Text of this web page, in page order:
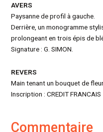
AVERS
Paysanne de profil à gauche.
Derrière, un monogramme
prolongeant en trois épis de
Signature : G. SIMON.
REVERS
Main tenant un bouquet de
Inscription : CREDIT FRANCAIS
Commentaire